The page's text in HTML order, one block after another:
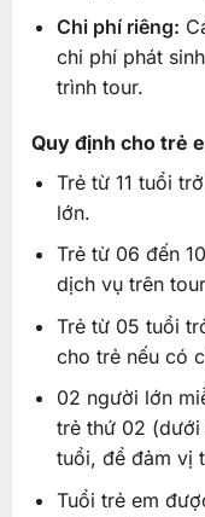
Chi phí riêng:
chi phí phát
trình tour.
Quy định cho trẻ
Trẻ từ 11 tuổi
lớn.
Trẻ từ 06 đến
dịch vụ trên
Trẻ từ 05 tuổi
cho trẻ nếu có
02 người lớn
trẻ thứ 02
tuổi, để đảm vị
Tuổi trẻ em